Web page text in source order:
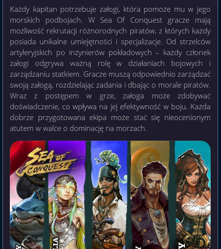
Każdy kapitan potrzebuje załogi, która pomoże mu w jego
morskich podbojach. W Sea Of Conquest gracze mają
możliwość rekrutacji różnorodnych piratów, z których każdy
posiada unikalne umiejętności i specjalizacje. Od strzelców
artyleryjskich po inżynierów pokładowych – każdy członek
załogi odgrywa ważną rolę w działaniach bojowych i
zarządzaniu statkiem. Gracze muszą odpowiednio zarządzać
swoją załogą, rozdzielając zadania i dbając o morale piratów.
Wraz z postępem w grze, załoga może zdobywać
doświadczenie, co wpływa na jej efektywność w boju. Każda
dobrze przygotowana ekipa może stać się nieocenionym
atutem w walce o dominację na morzach.